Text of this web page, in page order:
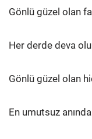
Gönlü güzel olan
Her derde deva
Gönlü güzel olan
En umutsuz